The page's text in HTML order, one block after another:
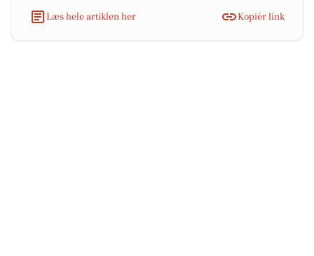
Læs hele artiklen her
Kopiér link